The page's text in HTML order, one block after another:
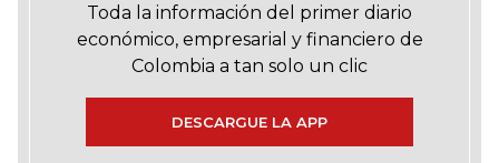
Toda la información del primer diario
económico, empresarial y financiero de
Colombia a tan solo un clic
DESCARGUE LA APP